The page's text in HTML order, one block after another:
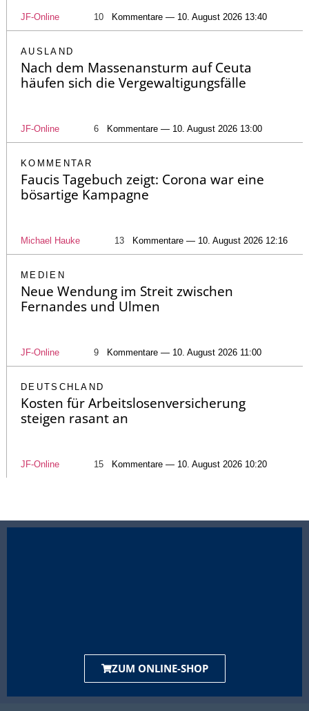
JF-Online 10 Kommentare — 10. August 2026 13:40
AUSLAND
Nach dem Massenansturm auf Ceuta
häufen sich die Vergewaltigungsfälle
JF-Online 6 Kommentare — 10. August 2026 13:00
KOMMENTAR
Faucis Tagebuch zeigt: Corona war eine
bösartige Kampagne
Michael Hauke 13 Kommentare — 10. August 2026 12:16
MEDIEN
Neue Wendung im Streit zwischen
Fernandes und Ulmen
JF-Online 9 Kommentare — 10. August 2026 11:00
DEUTSCHLAND
Kosten für Arbeitslosenversicherung
steigen rasant an
JF-Online 15 Kommentare — 10. August 2026 10:20
ZUM ONLINE-SHOP